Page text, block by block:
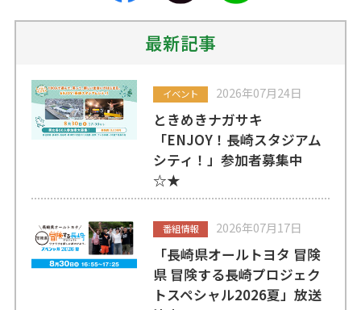
最新記事
イベント 2026年07月24日
ときめきナガサキ
「ENJOY！長崎スタジアム
シティ！」参加者募集中
☆★
番組情報 2026年07月17日
「長崎県オールトヨタ 冒険
県 冒険する長崎プロジェク
トスペシャル2026夏」放送